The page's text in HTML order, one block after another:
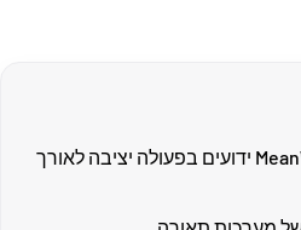
ספקי הכוח של MeanWell ידועים בפעולה יציבה לאורך